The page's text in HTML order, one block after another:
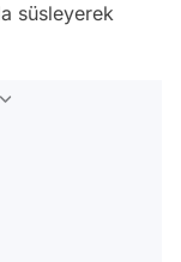
süsleyerek